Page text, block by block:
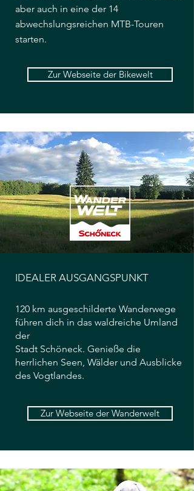
aber auch in eine der 14
abwechslungsreichen MTB-Touren
starten.
Zur Webseite der Bikewelt
IDEALER AUSGANGSPUNKT
120 km ausgeschilderte Wanderwege
führen dich in das waldreiche Umland
der
Stadt Schöneck. Genieße die
herrlichen Seen, Wälder und Ausblicke
des Vogtlandes.
Zur Webseite der Wanderwelt